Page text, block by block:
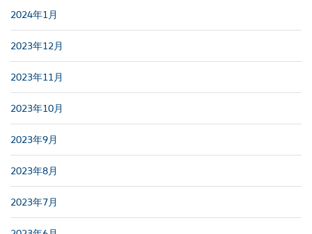
2024年1月
2023年12月
2023年11月
2023年10月
2023年9月
2023年8月
2023年7月